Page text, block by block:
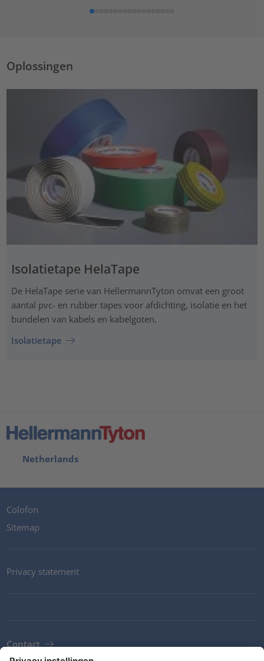
Oplossingen
Isolatietape HelaTape
De HelaTape serie van HellermannTyton omvat een groot
aantal pvc- en rubber tapes voor afdichting, isolatie en het
bundelen van kabels en kabelgoten.
Isolatietape
Netherlands
Colofon
Sitemap
Privacy statement
Contact